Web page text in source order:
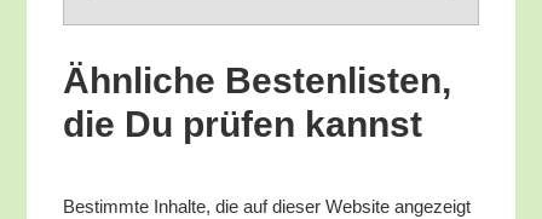
Ähn­li­che Bes­ten­lis­ten,
die Du prü­fen kannst
Bestimm­te Inhal­te, die auf die­ser Web­site ange­zeigt